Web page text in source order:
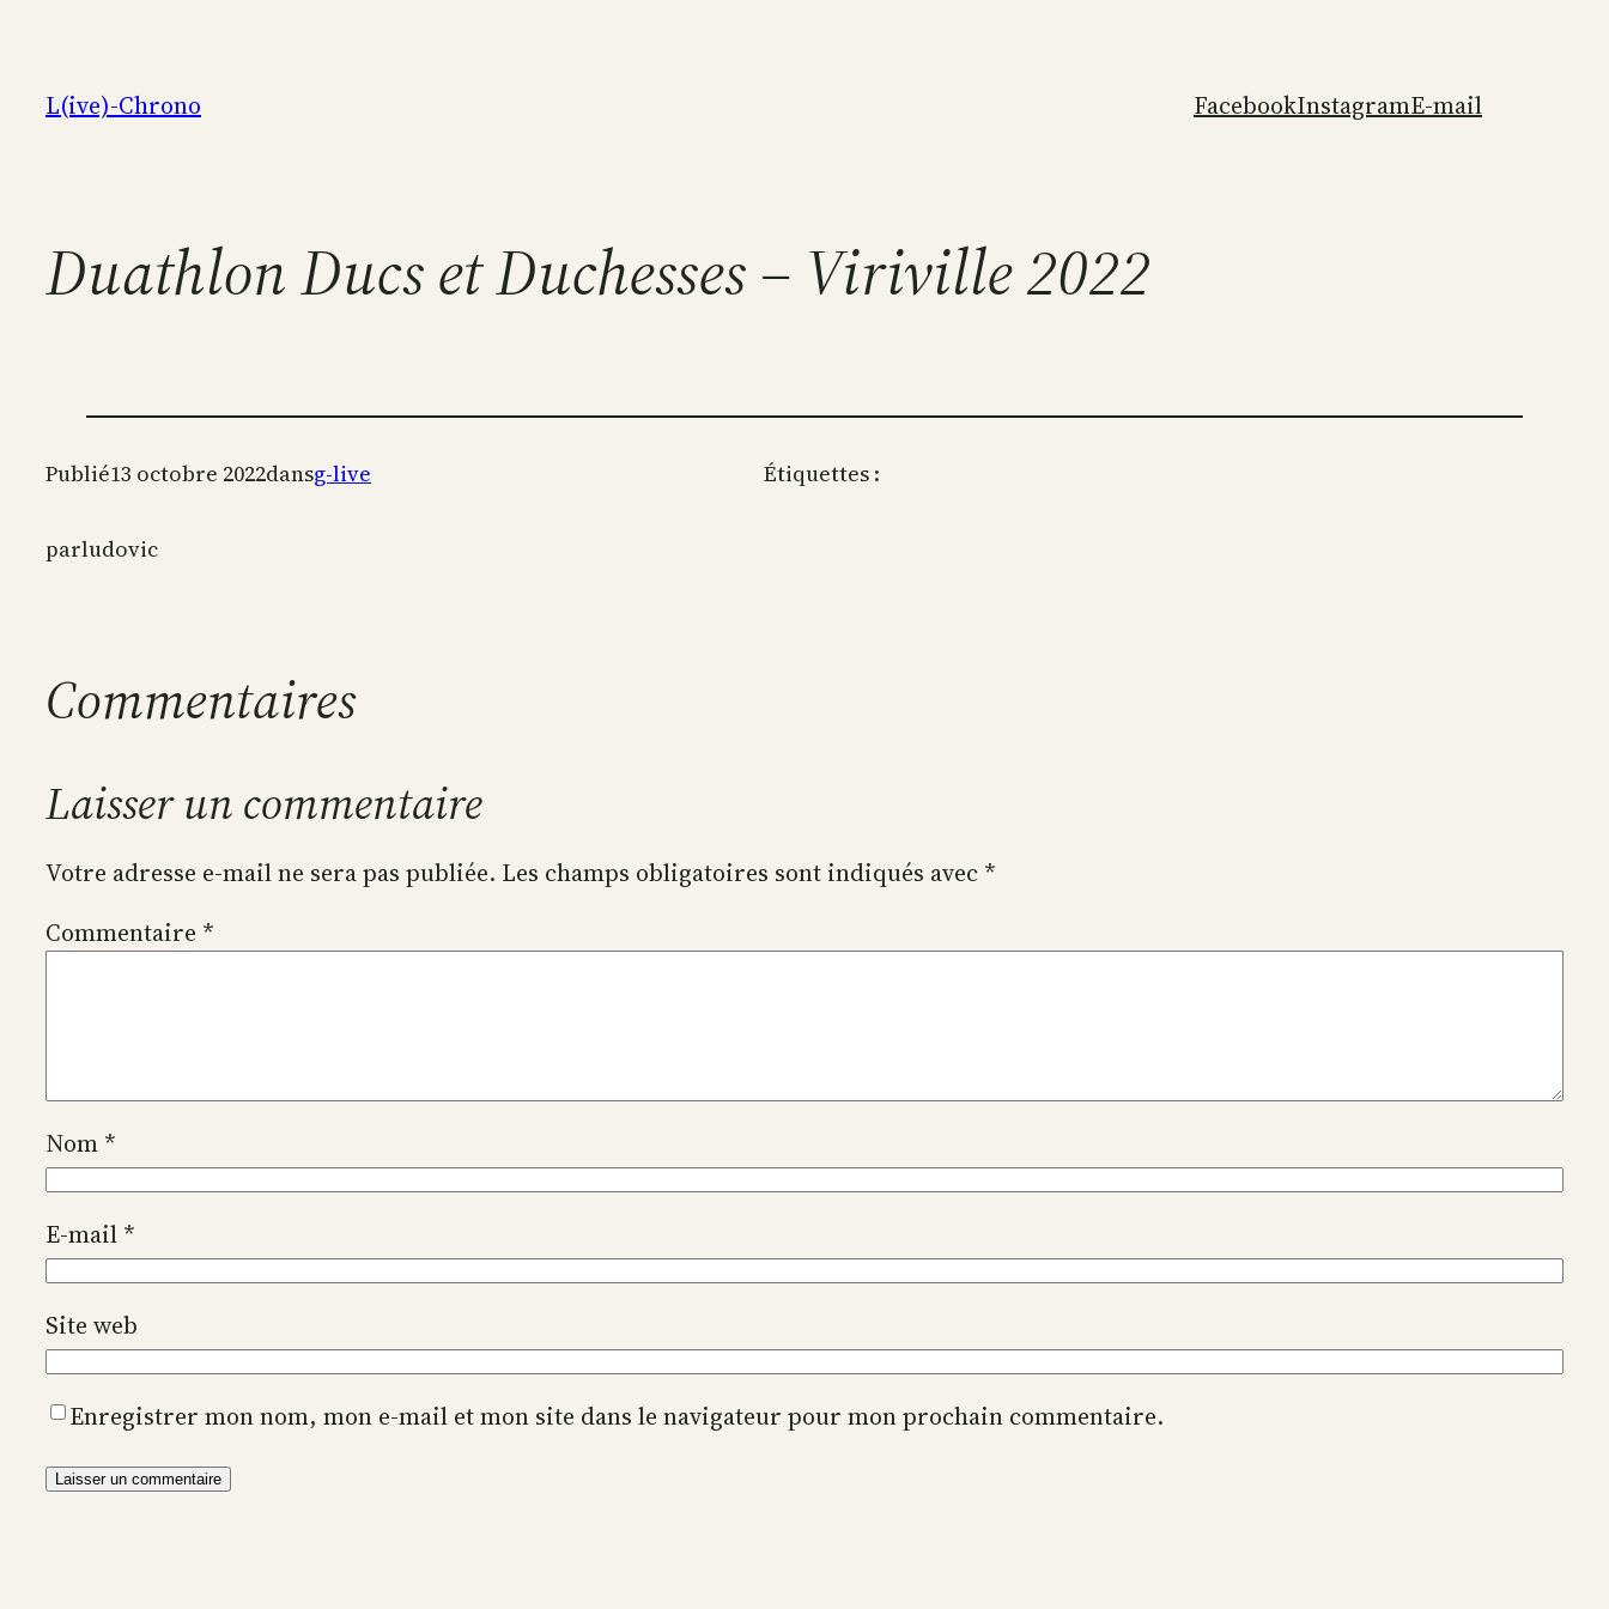
contenu
L(ive)-Chrono FacebookInstagramE-mail
Duathlon Ducs et Duchesses – Viriville 2022
Publié13 octobre 2022dansg-live
parludovic
Étiquettes :
Commentaires
Laisser un commentaire
Votre adresse e-mail ne sera pas publiée. Les champs obligatoires sont indiqués avec *
Commentaire *
Nom *
E-mail *
Site web
Enregistrer mon nom, mon e-mail et mon site dans le navigateur pour mon prochain commentaire.